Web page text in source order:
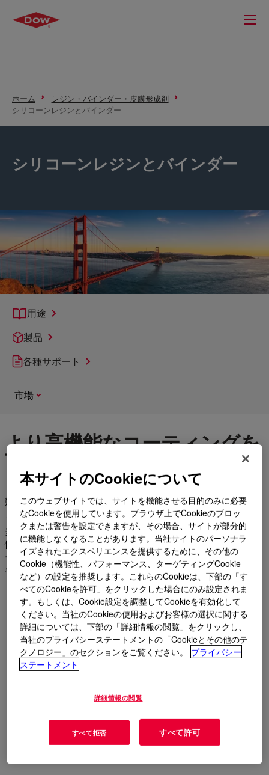
ホーム
レジン・バインダー・皮膜形成剤
シリコーンレジンとバインダー
シリコーンレジンとバインダー
用途
製品
各種サポート
市場
より高機能なコーティングを
可能にします
競合他社とは一線を画すコーティングを作成したいと考えてい
ます。ダウへご相談ください。
当社は、さまざまなシリコーンレジン、バインダーおよび反応
性中間体をご用意しており、耐熱コーティングや調理器具用コ
ーティングだけでなく、工業用補修塗料、保護コーティングの
各必要要件に応じたソリューションをご提案します。
シリコーンレジンおよびバイ
ンダーの特長：
耐湿性
本サイトのCookieについて
このウェブサイトでは、サイトを機能させる目的のみに必要
なCookieを使用しています。ブラウザ上でCookieのブロッ
クまたは警告を設定できますが、その場合、サイトが部分的
に機能しなくなることがあります。当社サイトのパーソナラ
イズされたエクスペリエンスを提供するために、その他の
Cookie（機能性、パフォーマンス、ターゲティングCookie
など）の設定を推奨します。これらのCookieは、下部の「す
べてのCookieを許可」をクリックした場合にのみ設定されま
す。もしくは、Cookie設定を調整してCookieを有効化して
ください。当社のCookieの使用およびお客様の選択に関する
詳細については、下部の「詳細情報の閲覧」をクリックし、
当社のプライバシーステートメントの「Cookieとその他のテ
クノロジー」のセクションをご覧ください。
プライバシー
ステートメント
詳細情報の閲覧
すべて拒否 すべて許可